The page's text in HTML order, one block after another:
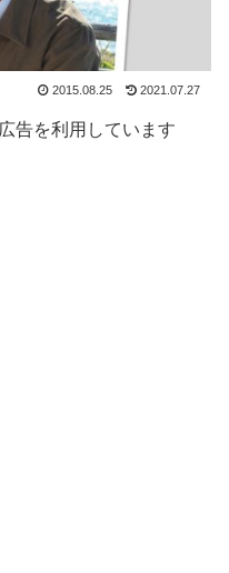
2015.08.25 2021.07.27
告を利用しています